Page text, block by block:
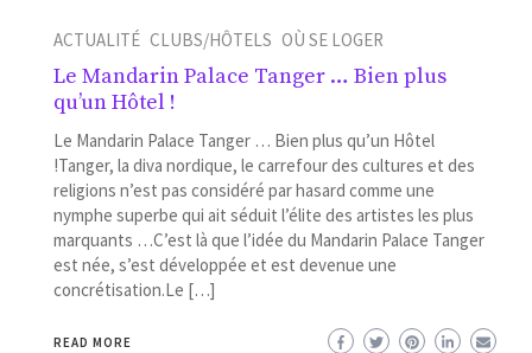
ACTUALITÉ CLUBS/HÔTELS OÙ SE LOGER
Le Mandarin Palace Tanger … Bien plus
qu’un Hôtel !
Le Mandarin Palace Tanger … Bien plus qu’un Hôtel
!Tanger, la diva nordique, le carrefour des cultures et des
religions n’est pas considéré par hasard comme une
nymphe superbe qui ait séduit l’élite des artistes les plus
marquants …C’est là que l’idée du Mandarin Palace Tanger
est née, s’est développée et est devenue une
concrétisation.Le […]
READ MORE